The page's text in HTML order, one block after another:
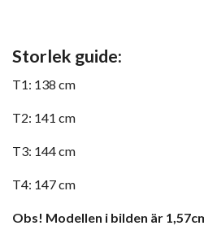
Storlek guide:
T1: 138 cm
T2: 141 cm
T3: 144 cm
T4: 147 cm
Obs! Modellen i bilden är